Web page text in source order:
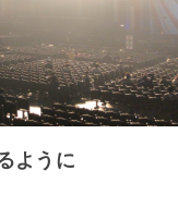
ように